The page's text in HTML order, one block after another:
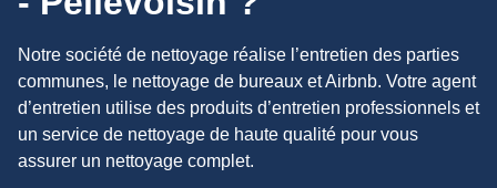
Notre société de nettoyage réalise l’entretien des parties
communes, le nettoyage de bureaux et Airbnb. Votre agent
d’entretien utilise des produits d’entretien professionnels et
un service de nettoyage de haute qualité pour vous
assurer un nettoyage complet.